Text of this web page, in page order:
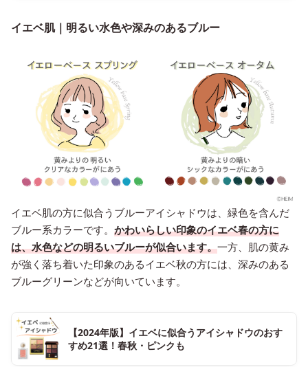
イエベ肌｜明るい水色や深みのあるブルー
イエベ肌の方に似合うブルーアイシャドウは、緑色を含んだ
ブルー系カラーです。 かわいらしい印象のイエベ春の方に
は、水色などの明るいブルーが似合います。一方、肌の黄み
が強く落ち着いた印象のあるイエベ秋の方には、深みのある
ブルーグリーンなどが向いています。
【2024年版】イエベに似合うアイシャドウのおす
すめ21選！春秋・ピンクも